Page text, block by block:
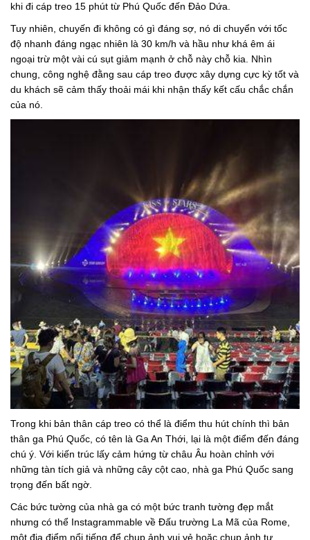
khi đi cáp treo 15 phút từ Phú Quốc đến Đảo Dứa.
Tuy nhiên, chuyến đi không có gì đáng sợ, nó di chuyển với tốc
độ nhanh đáng ngạc nhiên là 30 km/h và hầu như khá êm ái
ngoại trừ một vài cú sụt giảm mạnh ở chỗ này chỗ kia. Nhìn
chung, công nghệ đằng sau cáp treo được xây dựng cực kỳ tốt và
du khách sẽ cảm thấy thoải mái khi nhận thấy kết cấu chắc chắn
của nó.
Trong khi bản thân cáp treo có thể là điểm thu hút chính thì bản
thân ga Phú Quốc, có tên là Ga An Thới, lại là một điểm đến đáng
chú ý. Với kiến ​​trúc lấy cảm hứng từ châu Âu hoàn chỉnh với
những tàn tích giả và những cây cột cao, nhà ga Phú Quốc sang
trọng đến bất ngờ.
Các bức tường của nhà ga có một bức tranh tường đẹp mắt
nhưng có thể Instagrammable về Đấu trường La Mã của Rome,
một địa điểm nổi tiếng để chụp ảnh vui vẻ hoặc chụp ảnh tự